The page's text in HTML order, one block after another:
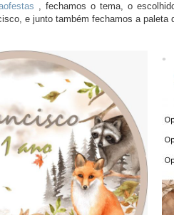
, fechamos o tema, o
e junto também fechamos a paleta